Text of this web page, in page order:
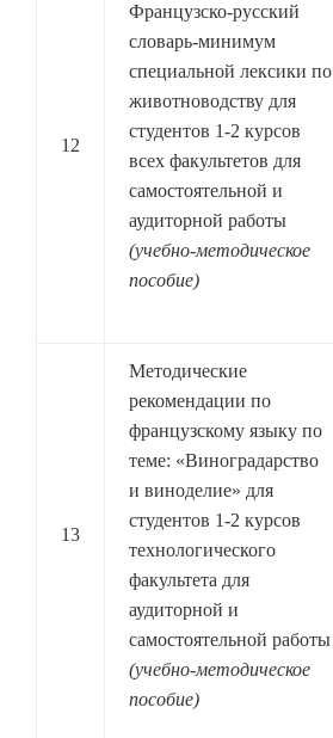
12
Французско-русский
словарь-минимум
специальной лексики по
животноводству для
студентов 1-2 курсов
всех факультетов для
самостоятельной и
аудиторной работы
(учебно-методическое
пособие)
13
Методические
рекомендации по
французскому языку по
теме: «Виноградарство
и виноделие» для
студентов 1-2 курсов
технологического
факультета для
аудиторной и
самостоятельной работы
(учебно-методическое
пособие)